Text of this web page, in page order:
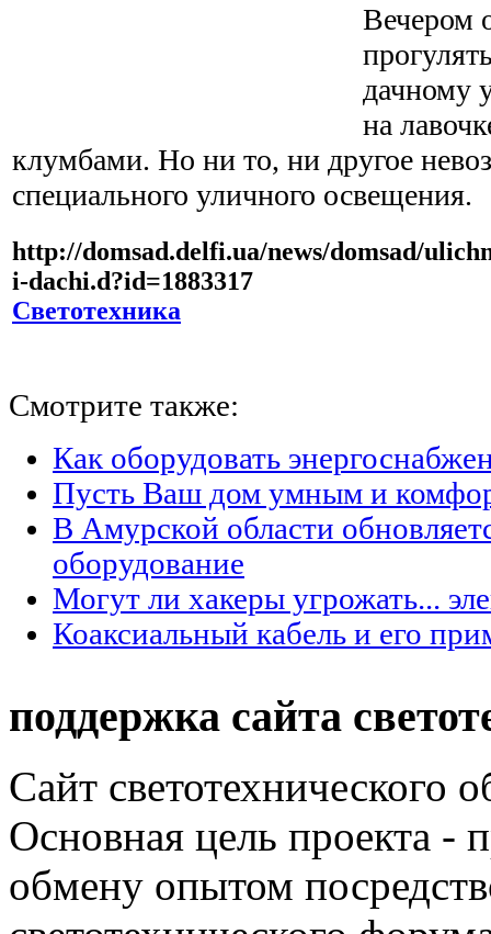
Вечером
дачному
на
клумбами. Но ни то, ни другое
специального уличного освещения.
http://domsad.delfi.ua/news/domsad/
i-dachi.d?id=1883317
Светотехника
Смотрите также:
Как оборудовать
Пусть Ваш дом умным и
В Амурской области
оборудование
Могут ли хакеры угрожать...
Коаксиальный кабель и его
поддержка сайта
Сайт светотехнического
Основная цель проекта -
обмену опытом